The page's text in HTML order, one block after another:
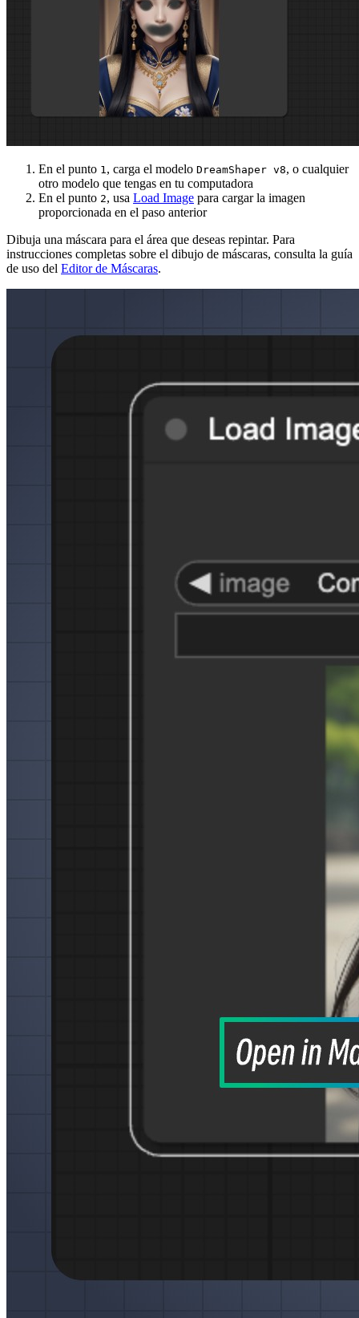
En el punto 1, carga el modelo DreamShaper v8, o cualquier
otro modelo que tengas en tu computadora
En el punto 2, usa Load Image para cargar la imagen
proporcionada en el paso anterior
Dibuja una máscara para el área que deseas repintar. Para
instrucciones completas sobre el dibujo de máscaras, consulta la guía
de uso del Editor de Máscaras.